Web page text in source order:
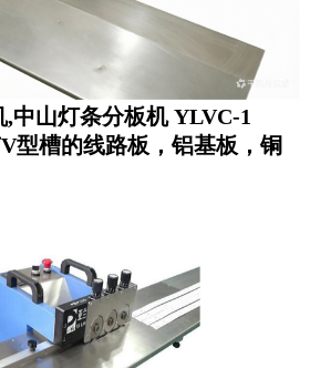
中山灯条分板机 YLVC-1
型槽的线路板，铝基板，铜